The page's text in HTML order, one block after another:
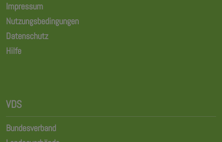
Impressum
Nutzungsbedingungen
Datenschutz
Hilfe
VDS
Bundesverband